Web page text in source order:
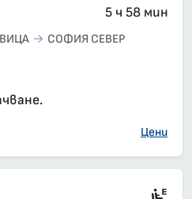
вече е заминал
5 ч 58 мин
СОФИЯ СЕВЕР
Цени